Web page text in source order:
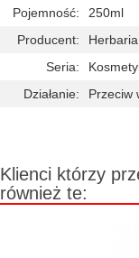
Pojemność:
250ml
Producent:
Seria:
Działanie:
Przeciw
Klienci którzy
również te: